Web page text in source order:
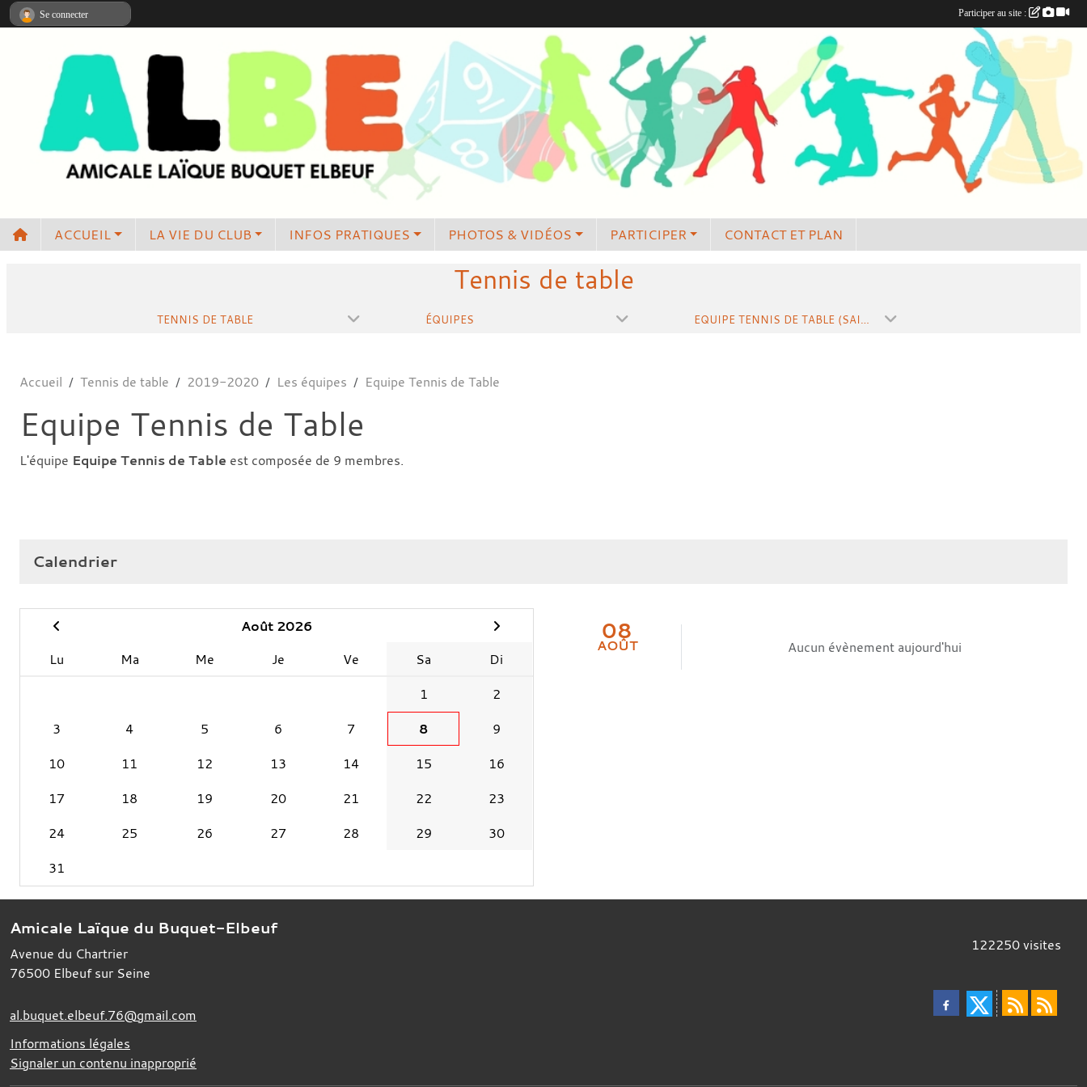
ACCUEIL LA VIE DU CLUB INFOS PRATIQUES PHOTOS & VIDÉOS PARTICIPER CONTACT ET PLAN
Tennis de table
TENNIS DE TABLE ÉQUIPES EQUIPE TENNIS DE TABLE (SAISON 2019-2020)
Accueil Tennis de table 2019-2020 Les équipes Equipe Tennis de Table
Equipe Tennis de Table
L'équipe Equipe Tennis de Table est composée de 9 membres.
Calendrier
Août 2026
Lu
Ma Me Je Ve Sa
Di
1
2
3
4 5 6 7 8
9
10
11 12 13 14 15
16
17
18 19 20 21 22
23
24
25 26 27 28 29
30
31
08
AOÛT Aucun évènement aujourd'hui
Amicale Laïque du Buquet-Elbeuf
Avenue du Chartrier
76500 Elbeuf sur Seine
al.buquet.elbeuf.76@gmail.com
Informations légales
Signaler un contenu inapproprié
122250visites
Se connecter Participer au site :
Panneau de gestion des cookies